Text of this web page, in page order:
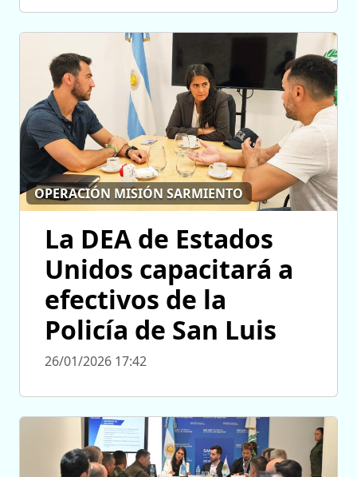
OPERACIÓN MISIÓN SARMIENTO
La DEA de Estados
Unidos capacitará a
efectivos de la
Policía de San Luis
26/01/2026 17:42